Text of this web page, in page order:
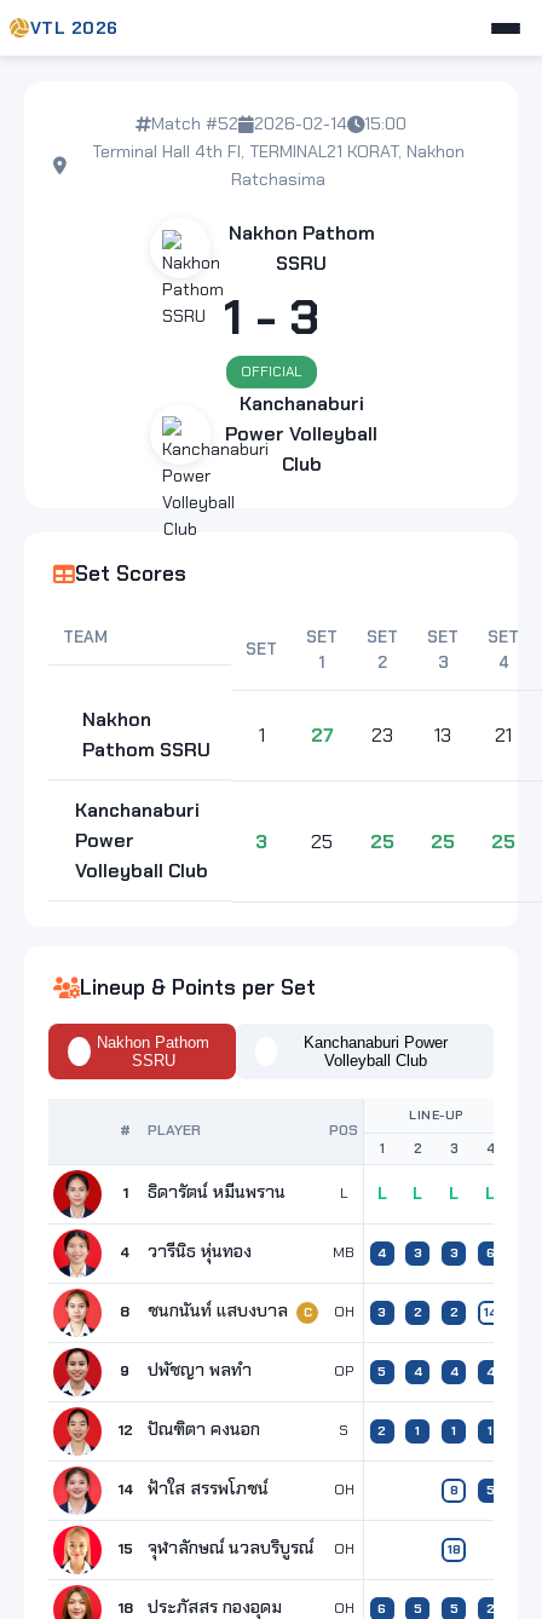
VTL 2026
Match #52 2026-02-14
15:00
Terminal Hall 4th Fl, TERMINAL21 KORAT, Nakhon
Ratchasima
Nakhon Pathom
SSRU
1 - 3
OFFICIAL
Kanchanaburi
Power Volleyball
Club
Set Scores
TEAM
SET
SET
1
SET
2
SET
3
SET
4
Nakhon
Pathom SSRU
1 27 23 13 21
Kanchanaburi
Power
Volleyball Club
3 25 25 25 25
Lineup & Points per Set
Nakhon Pathom
SSRU
Kanchanaburi Power
Volleyball Club
# PLAYER POS
LINE-UP
1 2 3 4
1 ธิดารัตน์ หมีนพราน L L L L L
4 วารีนิธ หุ่นทอง MB 4 3 3 6
8 ชนกนันท์ แสบงบาล C OH 3 2 2 14
9 ปพัชญา พลทำ OP 5 4 4 4
12 ปัณฑิตา คงนอก S 2 1 1 1
14 ฟ้าใส สรรพโภชน์ OH 8 5
15 จุฬาลักษณ์ นวลบริบูรณ์ OH 18
18 ประภัสสร กองอุดม OH 6 5 5 2